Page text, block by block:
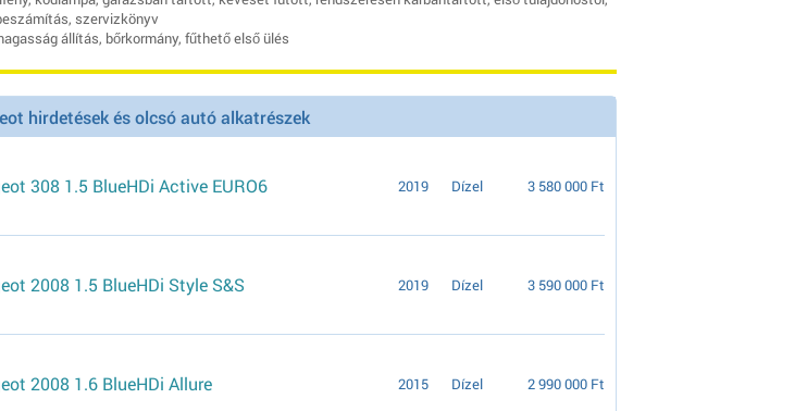
szervizkönyv
állítás, bőrkormány, fűthető első ülés
hirdetések és olcsó autó alkatrészek
308 1.5 BlueHDi Active EURO6 2019 Dízel 3 580 000 Ft
2008 1.5 BlueHDi Style S&S 2019 Dízel 3 590 000 Ft
2008 1.6 BlueHDi Allure 2015 Dízel 2 990 000 Ft